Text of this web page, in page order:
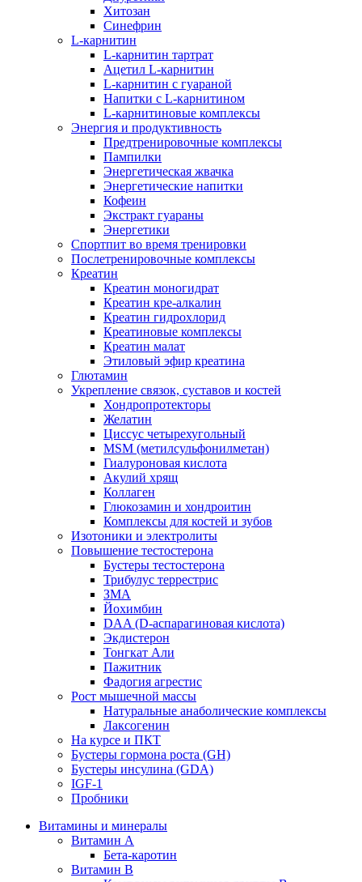
Хитозан
Синефрин
L-карнитин
L-карнитин тартрат
Ацетил L-карнитин
L-карнитин с гуараной
Напитки c L-карнитином
L-карнитиновые комплексы
Энергия и продуктивность
Предтренировочные комплексы
Пампилки
Энергетическая жвачка
Энергетические напитки
Кофеин
Экстракт гуараны
Энергетики
Спортпит во время тренировки
Послетренировочные комплексы
Креатин
Креатин моногидрат
Креатин кре-алкалин
Креатин гидрохлорид
Креатиновые комплексы
Креатин малат
Этиловый эфир креатина
Глютамин
Укрепление связок, суставов и костей
Хондропротекторы
Желатин
Циссус четырехугольный
MSM (метилсульфонилметан)
Гиалуроновая кислота
Акулий хрящ
Коллаген
Глюкозамин и хондроитин
Комплексы для костей и зубов
Изотоники и электролиты
Повышение тестостерона
Бустеры тестостерона
Трибулус террестрис
ЗМА
Йохимбин
DAA (D-аспарагиновая кислота)
Экдистерон
Тонгкат Али
Пажитник
Фадогия агрестис
Рост мышечной массы
Натуральные анаболические комплексы
Лаксогенин
На курсе и ПКТ
Бустеры гормона роста (GH)
Бустеры инсулина (GDA)
IGF-1
Пробники
Витамины и минералы
Витамин A
Бета-каротин
Витамин B